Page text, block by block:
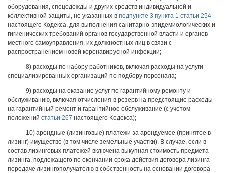
оборудования, спецодежды и других средств индивидуальной и
коллективной защиты, не указанных в подпункте 3 пункта 1 статьи 254
настоящего Кодекса, для выполнения санитарно-эпидемиологических и
гигиенических требований органов государственной власти и органов
местного самоуправления, их должностных лиц в связи с
распространением новой коронавирусной инфекции;
8) расходы по набору работников, включая расходы на услуги
специализированных организаций по подбору персонала;
9) расходы на оказание услуг по гарантийному ремонту и
обслуживанию, включая отчисления в резерв на предстоящие расходы
на гарантийный ремонт и гарантийное обслуживание (с учетом
положений статьи 267 настоящего Кодекса);
10) арендные (лизинговые) платежи за арендуемое (принятое в
лизинг) имущество (в том числе земельные участки). В случае, если в
состав лизинговых платежей включена выкупная стоимость предмета
лизинга, подлежащего по окончании срока действия договора лизинга
передаче лизингополучателю в собственность на основании договора